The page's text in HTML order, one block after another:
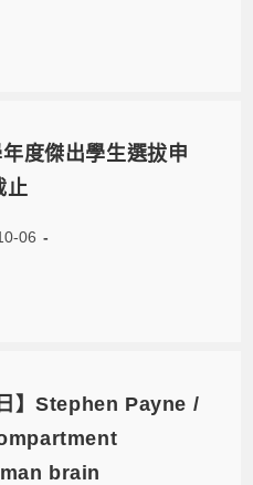
度傑出學生選拔申
止
06
】Stephen Payne /
brain